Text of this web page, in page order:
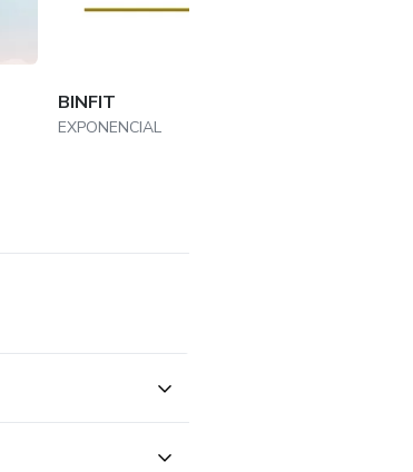
BINFIT
EXPONENCIAL